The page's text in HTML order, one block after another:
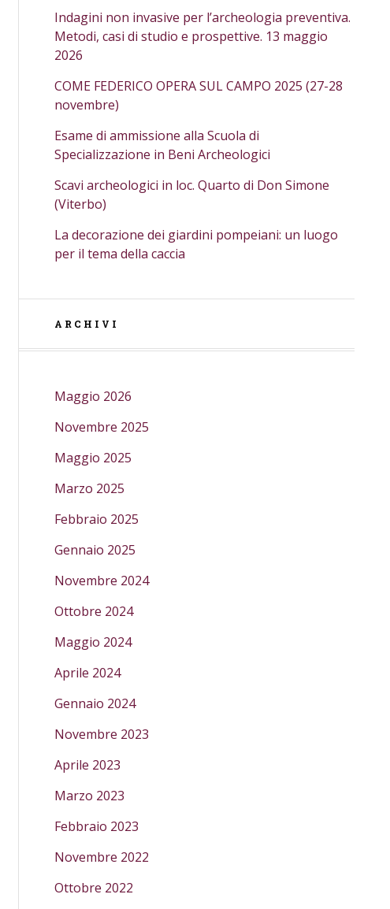
Indagini non invasive per l’archeologia preventiva.
Metodi, casi di studio e prospettive. 13 maggio
2026
COME FEDERICO OPERA SUL CAMPO 2025 (27-28
novembre)
Esame di ammissione alla Scuola di
Specializzazione in Beni Archeologici
Scavi archeologici in loc. Quarto di Don Simone
(Viterbo)
La decorazione dei giardini pompeiani: un luogo
per il tema della caccia
ARCHIVI
Maggio 2026
Novembre 2025
Maggio 2025
Marzo 2025
Febbraio 2025
Gennaio 2025
Novembre 2024
Ottobre 2024
Maggio 2024
Aprile 2024
Gennaio 2024
Novembre 2023
Aprile 2023
Marzo 2023
Febbraio 2023
Novembre 2022
Ottobre 2022